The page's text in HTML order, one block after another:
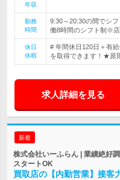
年収
勤務
時間
9:30～20:30の間でシ
働8時間のシフト制※
休日
休暇
# 年間休日120日＋有
を取得できます！★原
求人詳細を見る
新着
株式会社いーふらん | 業績絶好
スタートOK
買取店の【内勤営業】接客